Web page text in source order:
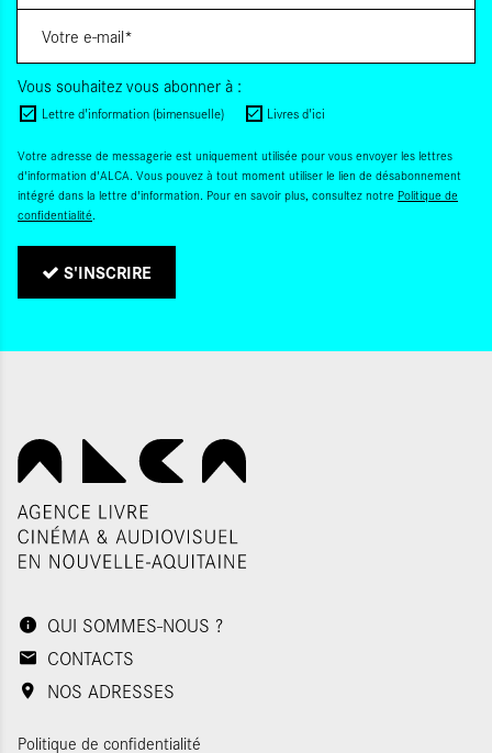
Vous souhaitez vous abonner à :
Lettre d'information (bimensuelle) Livres d'ici
Votre adresse de messagerie est uniquement utilisée pour vous envoyer les lettres
d'information d'ALCA. Vous pouvez à tout moment utiliser le lien de désabonnement
intégré dans la lettre d'information. Pour en savoir plus, consultez notre Politique de
confidentialité.
S'INSCRIRE
QUI SOMMES-NOUS ?
CONTACTS
NOS ADRESSES
Politique de confidentialité